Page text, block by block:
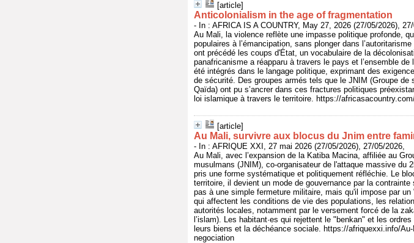
[article]
Anticolonialism in the age of fragmentation
- In : AFRICA IS A COUNTRY, May 27, 2026 (27/05/2026),
Au Mali, la violence reflète une impasse politique profonde,
populaires à l’émancipation, sans plonger dans
ont précédé les coups d'État, un vocabulaire de la
panafricanisme a réapparu à travers le pays et l’ensemble
été intégrés dans le langage politique, exprimant des
de sécurité. Des groupes armés tels que le JNIM (Groupe
Qaïda) ont pu s’ancrer dans ces fractures politiques
loi islamique à travers le territoire. https://
[article]
Au Mali, survivre aux blocus du Jnim entre
- In : AFRIQUE XXI, 27 mai 2026 (27/05/2026), 27/05/2026,
Au Mali, avec l’expansion de la Katiba Macina, affiliée au
musulmans (JNIM), co-organisateur de l'attaque massive du
pris une forme systématique et politiquement réfléchie. Le
territoire, il devient un mode de gouvernance par la
pas à une simple fermeture militaire, mais qu'il impose par
qui affectent les conditions de vie des populations, les
autorités locales, notamment par le versement forcé de la
l’islam). Les habitant·es qui rejettent le "benkan" et les
leurs biens et la déchéance sociale. https://afriquexxi.info/
negociation